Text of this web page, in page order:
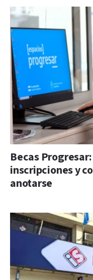
Becas
inscripciones y
anotarse